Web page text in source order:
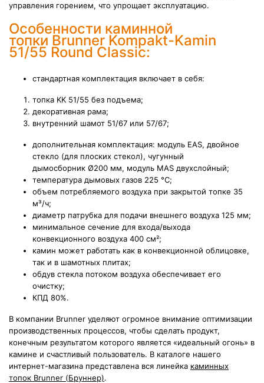
управления горением, что упрощает эксплуатацию.
Особенности каминной
топки Brunner Kompakt-Kamin
51/55 Round Classic:
стандартная комплектация включает в себя:
топка KK 51/55 без подъема;
декоративная рама;
внутренний шамот 51/67 или 57/67;
дополнительная комплектация: модуль EAS, двойное
стекло (для плоских стекол), чугунный
дымосборник Ø200 мм, модуль MAS двухслойный;
температура дымовых газов 225 °С;
объем потребляемого воздуха при закрытой топке 35
м³/ч;
диаметр патрубка для подачи внешнего воздуха 125 мм;
минимальное сечение для входа/выхода
конвекционного воздуха 400 см²;
камин может работать как в конвекционной облицовке,
так и в шамотных плитах;
обдув стекла потоком воздуха обеспечивает его
очистку;
КПД 80%.
В компании Brunner уделяют огромное внимание оптимизации
производственных процессов, чтобы сделать продукт,
конечным результатом которого является «идеальный огонь» в
камине и счастливый пользователь. В каталоге нашего
интернет-магазина представлена вся линейка каминных
топок Brunner (Бруннер).